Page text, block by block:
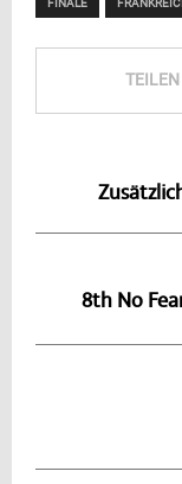
FINALE
TEILEN
8th No